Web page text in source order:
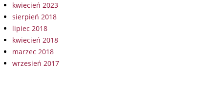
kwiecień 2023
sierpień 2018
lipiec 2018
kwiecień 2018
marzec 2018
wrzesień 2017